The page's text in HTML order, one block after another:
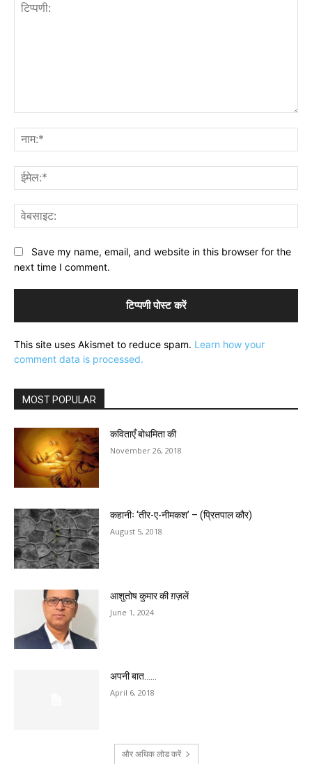
Save my name, email, and website in this browser for the
next time I comment.
This site uses Akismet to reduce spam. Learn how your
comment data is processed.
MOST POPULAR
कविताएँ बोधमिता की
November 26, 2018
कहानीः ‘तीर-ए-नीमकश’ – (प्रितपाल कौर)
August 5, 2018
आशुतोष कुमार की ग़ज़लें
June 1, 2024
अपनी बात……
April 6, 2018
और अधिक लोड करें